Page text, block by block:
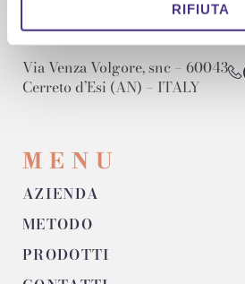
RIFIUTA
Via Venza Volgore, snc – 60043
Cerreto d’Esi (AN) – ITALY
MENU
AZIENDA
METODO
PRODOTTI